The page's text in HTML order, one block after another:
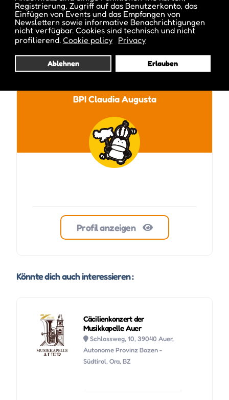
Registrierung, Zugriff auf das Benutzerkonto, das
Einfügen von Events und das Empfangen von
Newslettern sowie informative Benachrichtigungen
nicht verfügbar. Cookies sind technisch und nicht
profilierend. Cookie policy Privacy
Ablehnen Erlauben
Veröffentlicht von :
BPI Claudia Augusta
Profil anzeigen
Könnte dich auch interessieren :
Cäcilienkonzert der
Musikkapelle Auer
Schlossweg, 10, 39040 Auer,
Autonome Provinz Bozen -
Südtirol, Ora, BZ